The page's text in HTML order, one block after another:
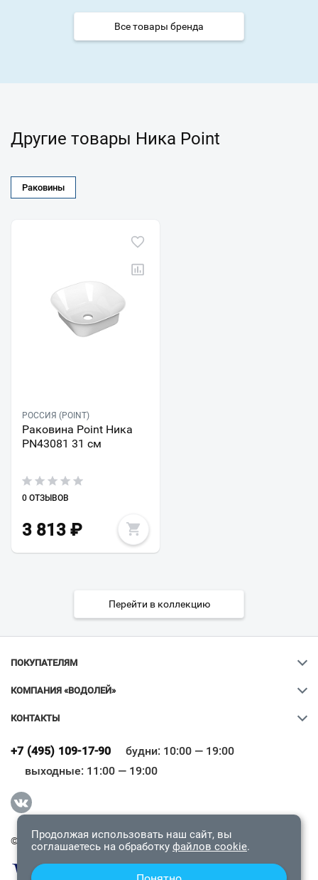
Все товары бренда
Другие товары Ника Point
Раковины
РОССИЯ (POINT)
Раковина Point Ника
PN43081 31 см
0 ОТЗЫВОВ
3 813 ₽
Перейти в коллекцию
ПОКУПАТЕЛЯМ
КОМПАНИЯ «ВОДОЛЕЙ»
КОНТАКТЫ
+7 (495) 109-17-90
будни: 10:00 — 19:00
выходные: 11:00 — 19:00
© 2009-2026 «Водолей Онлайн». Все права защищены.
Всё верно
Продолжая использовать наш сайт, вы
соглашаетесь на обработку файлов cookie.